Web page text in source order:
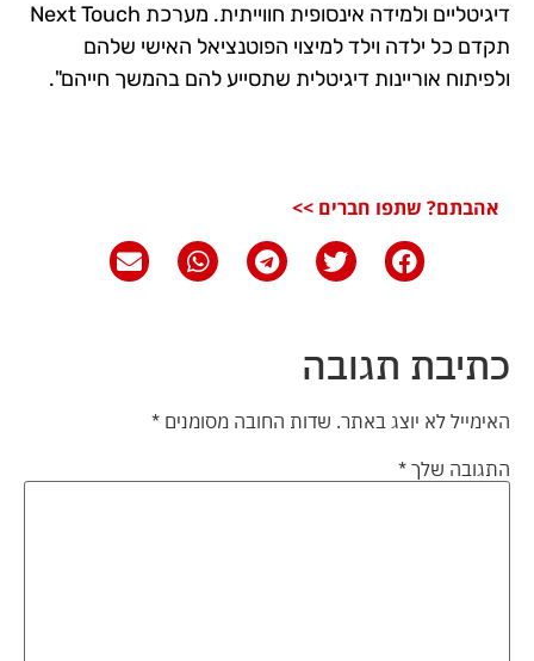
דיגיטליים ולמידה אינסופית חווייתית. מערכת Next Touch
תקדם כל ילדה וילד למיצוי הפוטנציאל האישי שלהם
ולפיתוח אוריינות דיגיטלית שתסייע להם בהמשך חייהם".
אהבתם? שתפו חברים >>
כתיבת תגובה
האימייל לא יוצג באתר. שדות החובה מסומנים *
התגובה שלך *